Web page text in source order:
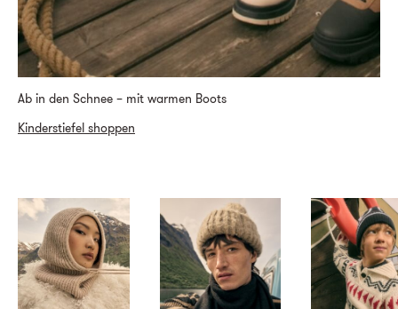
Ab in den Schnee – mit warmen Boots
Kinderstiefel shoppen